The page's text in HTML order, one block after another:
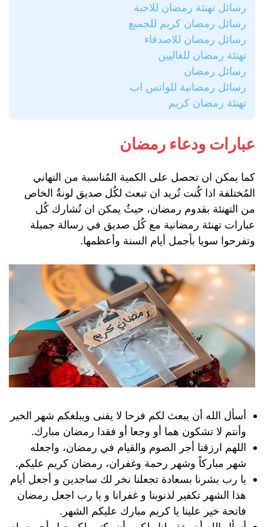
رسائل تهنئة رمضان للاحبة
رسائل رمضان كريم للجميع
رسائل رمضان للاصدقاء
تهنئة رمضان للغاليين
رسائل رمضان
رسائل رمضانية للواتس اب
تهنئة رمضان كريم
عبارات ودعاء رمضان
كما يمكن ان تحصل على الكمية المُناسبة من التهاني
المُختلفة اذا كُنت تُريد ان تبعث لكُل صديق لونةُ الخاص
من التهنئة بقدوم رمضان، حيثُ يمكن ان تُشارك كُل
عبارات تهنئة رمضانية مع كُل صديق في رسالة جميلة
وتفرحوا سويا بأجمل أيام السنة وأعظمها.
أسأل الله أن يبعث لكم فرحا لا يفنى ويبلغكم شهر الخير
وأنتم لا تشكون هما أو وجعا أو فقدا رمضان مبارك.
اللهم ارزقنا أجر الصوم والقيام في رمضان، واجعله
شهر مباركاً وشهر رحمة وغفران، رمضان كريم عليكم.
يا رب بشرنا بسعادة تجعلنا نخر لك ساجدين و أجعل أيام
هذا الشهر تكفير لذنوبنا و غفرانا و يا رب اجعل رمضان
فاتحة خير علينا يا كريم مبارك عليكم الشهر.